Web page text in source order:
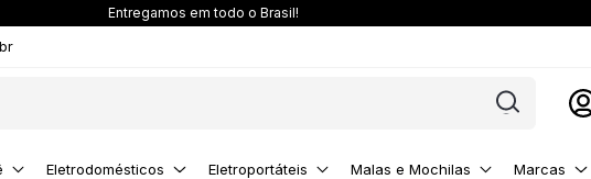
Entregamos em todo o Brasil!
Eletrodomésticos Eletroportáteis Malas e Mochilas Marcas